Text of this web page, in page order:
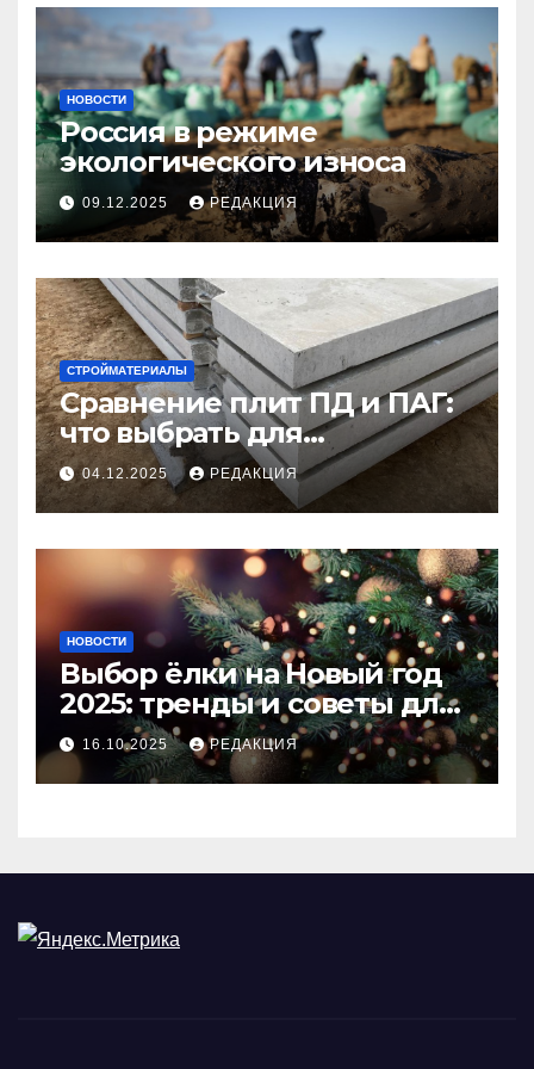
НОВОСТИ
Россия в режиме
экологического износа
09.12.2025 РЕДАКЦИЯ
СТРОЙМАТЕРИАЛЫ
Сравнение плит ПД и ПАГ:
что выбрать для
долговечного и прочного
покрытия
04.12.2025 РЕДАКЦИЯ
НОВОСТИ
Выбор ёлки на Новый год
2025: тренды и советы для
идеального праздника
16.10.2025 РЕДАКЦИЯ